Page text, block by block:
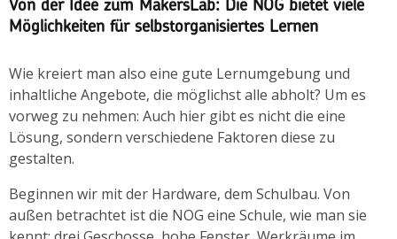
Von der Idee zum MakersLab: Die NOG bietet viele
Möglichkeiten für selbstorganisiertes Lernen
Wie kreiert man also eine gute Lernumgebung und
inhaltliche Angebote, die möglichst alle abholt? Um es
vorweg zu nehmen: Auch hier gibt es nicht die eine
Lösung, sondern verschiedene Faktoren diese zu
gestalten.
Beginnen wir mit der Hardware, dem Schulbau. Von
außen betrachtet ist die NOG eine Schule, wie man sie